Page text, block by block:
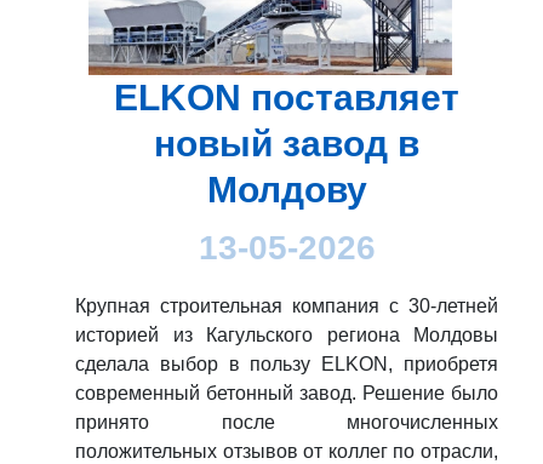
ELKON поставляет
новый завод в
Молдову
13-05-2026
Крупная строительная компания с 30-летней
историей из Кагульского региона Молдовы
сделала выбор в пользу ELKON, приобретя
современный бетонный завод. Решение было
принято после многочисленных
положительных отзывов от коллег по отрасли,